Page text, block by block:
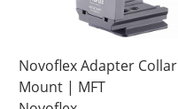
Novoflex Adapter Collar
Mount | MFT